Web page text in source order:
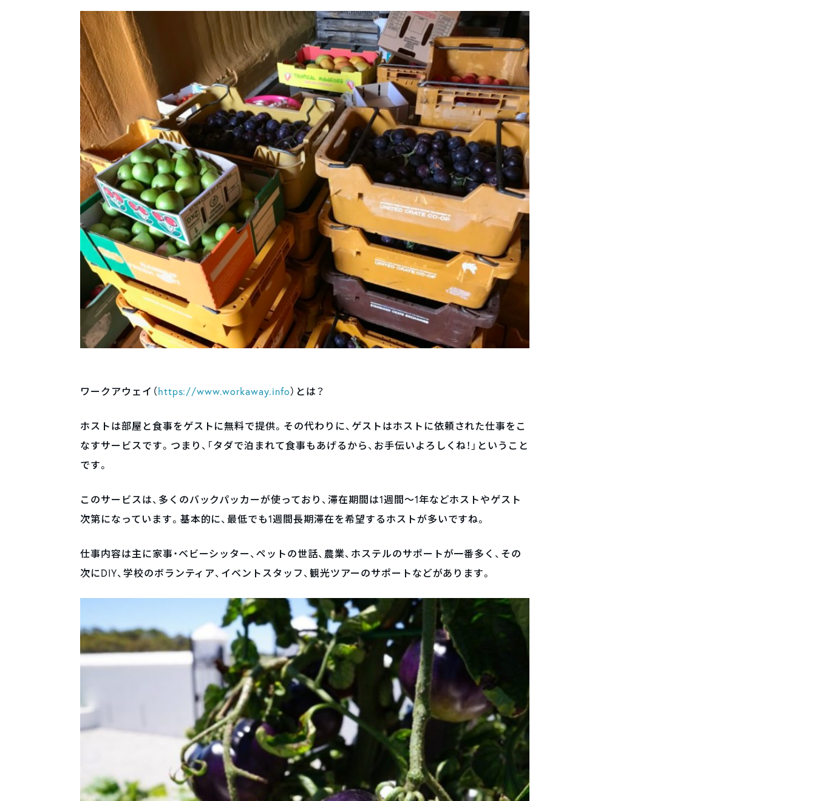
ワークアウェイ（ https://www.workaway.info）とは？
ホストは部屋と食事をゲストに無料で提供。その代わりに、ゲストはホストに依頼された仕事をこ
なすサービスです。つまり、「タダで泊まれて食事もあげるから、お手伝いよろしくね！」ということ
です。
このサービスは、多くのバックパッカーが使っており、滞在期間は1週間～1年などホストやゲスト
次第になっています。基本的に、最低でも1週間長期滞在を希望するホストが多いですね。
仕事内容は主に家事・ベビーシッター、ペットの世話、農業、ホステルのサポートが一番多く、その
次にDIY、学校のボランティア、イベントスタッフ、観光ツアーのサポートなどがあります。